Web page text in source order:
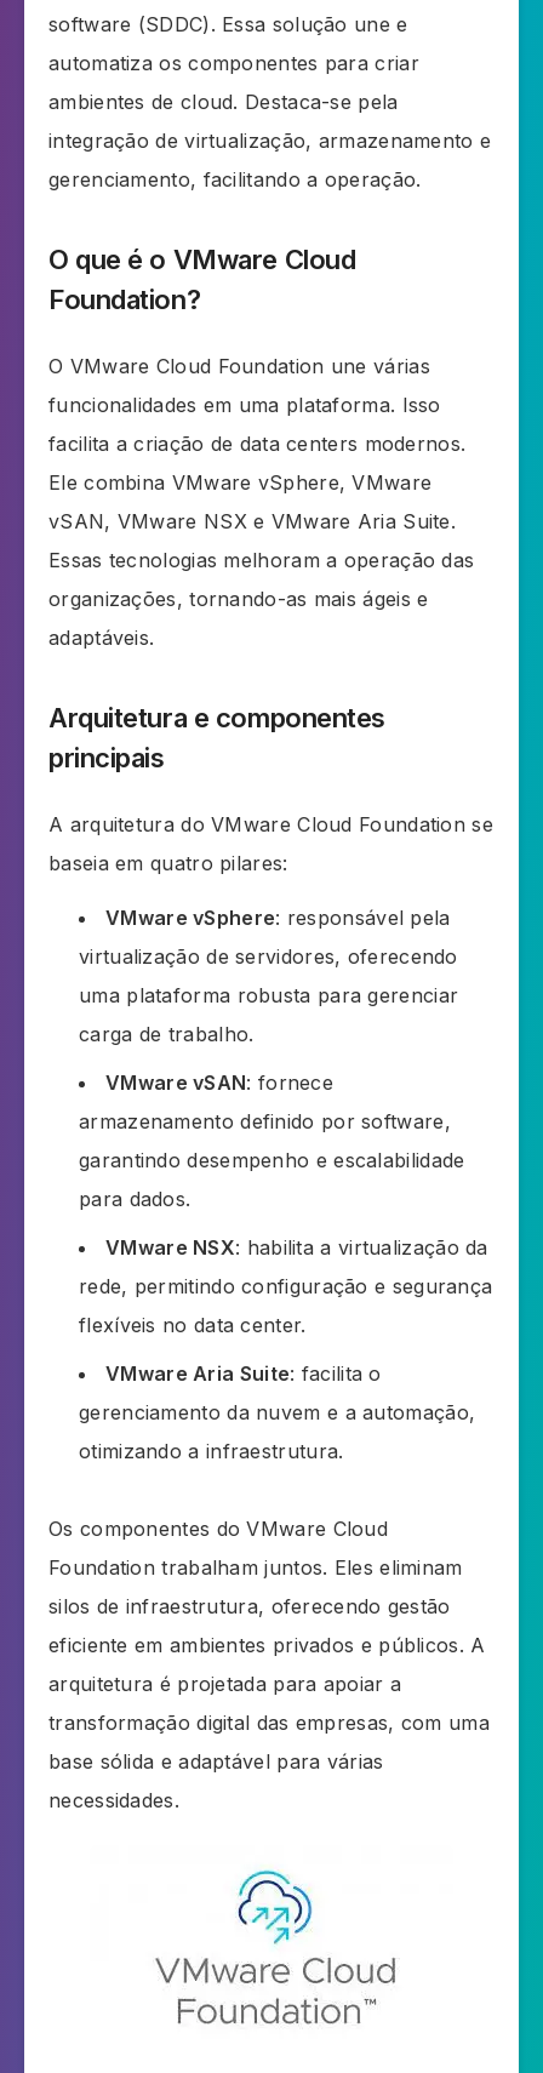
software (SDDC). Essa solução une e
automatiza os componentes para criar
ambientes de cloud. Destaca-se pela
integração de virtualização, armazenamento e
gerenciamento, facilitando a operação.
O que é o VMware Cloud
Foundation?
O VMware Cloud Foundation une várias
funcionalidades em uma plataforma. Isso
facilita a criação de data centers modernos.
Ele combina VMware vSphere, VMware
vSAN, VMware NSX e VMware Aria Suite.
Essas tecnologias melhoram a operação das
organizações, tornando-as mais ágeis e
adaptáveis.
Arquitetura e componentes
principais
A arquitetura do VMware Cloud Foundation se
baseia em quatro pilares:
VMware vSphere: responsável pela
virtualização de servidores, oferecendo
uma plataforma robusta para gerenciar
carga de trabalho.
VMware vSAN: fornece
armazenamento definido por software,
garantindo desempenho e escalabilidade
para dados.
VMware NSX: habilita a virtualização da
rede, permitindo configuração e segurança
flexíveis no data center.
VMware Aria Suite: facilita o
gerenciamento da nuvem e a automação,
otimizando a infraestrutura.
Os componentes do VMware Cloud
Foundation trabalham juntos. Eles eliminam
silos de infraestrutura, oferecendo gestão
eficiente em ambientes privados e públicos. A
arquitetura é projetada para apoiar a
transformação digital das empresas, com uma
base sólida e adaptável para várias
necessidades.